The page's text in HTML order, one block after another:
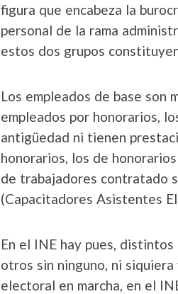
figura que encabeza la
personal de la rama
estos dos grupos
Los empleados de base son
empleados por honorarios,
antigüedad ni tienen
honorarios, los de
de trabajadores contratado
(Capacitadores Asistentes
En el INE hay pues,
otros sin ninguno, ni
electoral en marcha, en el